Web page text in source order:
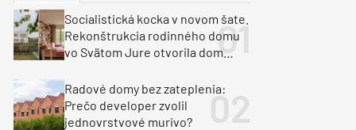
Klimatizácia a vetranie
Milan Murcka
Socialistická kocka v novom šate.
Rekonštrukcia rodinného domu
vo Svätom Jure otvorila dom
Radové domy bez zateplenia:
Prečo developer zvolil
jednovrstvové murivo?